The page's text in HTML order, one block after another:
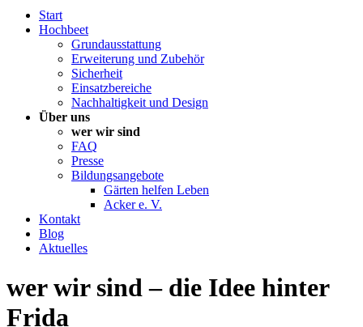
Start
Hochbeet
Grundausstattung
Erweiterung und Zubehör
Sicherheit
Einsatzbereiche
Nachhaltigkeit und Design
Über uns
wer wir sind
FAQ
Presse
Bildungsangebote
Gärten helfen Leben
Acker e. V.
Kontakt
Blog
Aktuelles
wer wir sind – die Idee hinter
Frida